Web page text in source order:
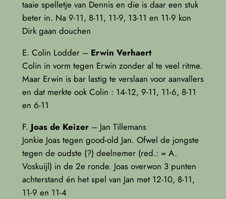
taaie spelletje van Dennis en die is daar een stuk
beter in. Na 9-11, 8-11, 11-9, 13-11 en 11-9 kon
Dirk gaan douchen
E. Colin Lodder – Erwin Verhaert
Colin in vorm tegen Erwin zonder al te veel ritme.
Maar Erwin is bar lastig te verslaan voor aanvallers
en dat merkte ook Colin : 14-12, 9-11, 11-6, 8-11
en 6-11
F. Joas de Keizer– Jan Tillemans
Jonkie Joas tegen good-old Jan. Ofwel de jongste
tegen de oudste (?) deelnemer (red.: = A.
Voskuijl) in de 2e ronde. Joas overwon 3 punten
achterstand én het spel van Jan met 12-10, 8-11,
11-9 en 11-4